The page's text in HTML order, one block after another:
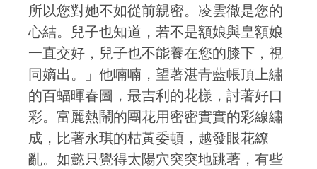
所以您對她不如從前親密。凌雲徹是您的
心結。兒子也知道，若不是額娘與皇額娘
一直交好，兒子也不能養在您的膝下，視
同嫡出。」他喃喃，望著湛青藍帳頂上繡
的百蝠暉春圖，最吉利的花樣，討著好口
彩。富麗熱鬧的團花用密密實實的彩線繡
成，比著永琪的枯黃委頓，越發眼花繚
亂。如懿只覺得太陽穴突突地跳著，有些